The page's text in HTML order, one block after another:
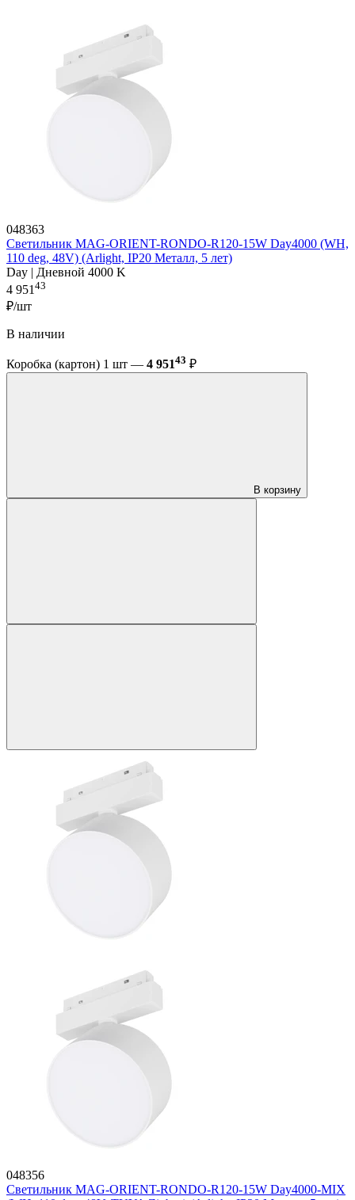
048363
Светильник MAG-ORIENT-RONDO-R120-15W Day4000 (WH,
110 deg, 48V) (Arlight, IP20 Металл, 5 лет)
Day | Дневной 4000 K
4 951 43
₽/шт
В наличии
Коробка (картон) 1 шт — 4 95143 ₽
В корзину
048356
Светильник MAG-ORIENT-RONDO-R120-15W Day4000-MIX